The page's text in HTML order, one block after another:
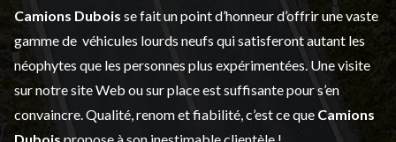
Camions Dubois se fait un point d’honneur d’offrir une vaste
gamme de véhicules lourds neufs qui satisferont autant les
néophytes que les personnes plus expérimentées. Une visite
sur notre site Web ou sur place est suffisante pour s’en
convaincre. Qualité, renom et fiabilité, c’est ce que Camions
Dubois propose à son inestimable clientèle !